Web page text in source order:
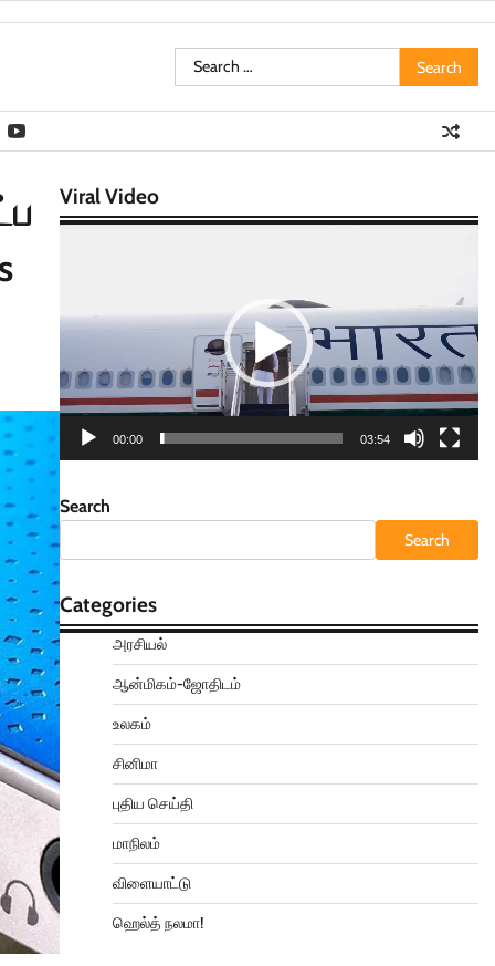
Search
for:
Viral Video
00:00 03:54
Search
Search
Categories
அரசியல்
ஆன்மிகம்-ஜோதிடம்
உலகம்
சினிமா
புதிய செய்தி
மாநிலம்
விளையாட்டு
ஹெல்த் நலமா!